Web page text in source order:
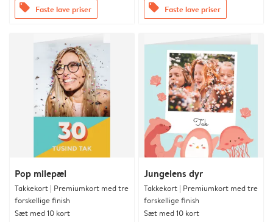
offers Faste lave priser offers Faste lave priser
Pop milepæl
Takkekort | Premiumkort med tre
forskellige finish
Sæt med 10 kort
Jungelens dyr
Takkekort | Premiumkort med tre
forskellige finish
Sæt med 10 kort